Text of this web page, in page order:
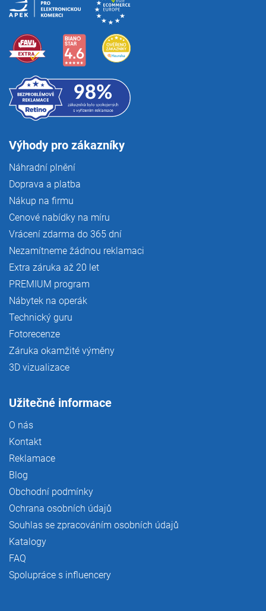
Výhody pro zákazníky
Náhradní plnění
Doprava a platba
Nákup na firmu
Cenové nabídky na míru
Vrácení zdarma do 365 dní
Nezamítneme žádnou reklamaci
Extra záruka až 20 let
PREMIUM program
Nábytek na operák
Technický guru
Fotorecenze
Záruka okamžité výměny
3D vizualizace
Užitečné informace
O nás
Kontakt
Reklamace
Blog
Obchodní podmínky
Ochrana osobních údajů
Souhlas se zpracováním osobních údajů
Katalogy
FAQ
Spolupráce s influencery